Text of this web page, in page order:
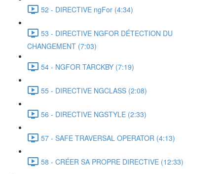
52 - DIRECTIVE ngFor (4:34)
53 - DIRECTIVE NGFOR DÉTECTION DU
CHANGEMENT (7:03)
54 - NGFOR TARCKBY (7:19)
55 - DIRECTIVE NGCLASS (2:08)
56 - DIRECTIVE NGSTYLE (2:33)
57 - SAFE TRAVERSAL OPERATOR (4:13)
58 - CRÉER SA PROPRE DIRECTIVE (12:33)